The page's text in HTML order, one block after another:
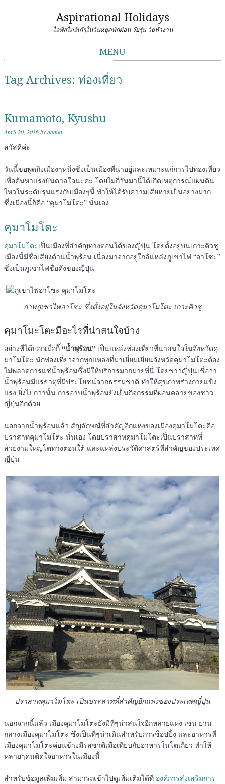
Aspirational Holidays
ไลฟ์สไตล์เก๋ๆในวันหยุดพักผ่อน วัยรุ่น วัยทำงาน
MENU
Tag Archives: ท่องเที่ยว
Kumamoto, Kyushu
April 20, 2016byadmin
สวัสดีค่ะ
วันนี้ขอพูดถึงเมืองๆหนึ่งซึ่งเป็นเมืองที่น่าอยู่และเหมาะแก่การไปท่องเที่ยว
เพื่อค้นหาแรงบันดาลใจนะคะ โดยไม่กี่วันมานี้ได้เกิดเหตุการณ์แผ่นดิน
ไหวในระดับรุนแรงกับเมืองๆนี้ ทำให้ได้รับความเสียหายเป็นอย่างมาก
ซึ่งเมืองนี้ก็คือ “คุมาโมโตะ” นั่นเอง
คุมาโมโตะ
คุมาโมโตะเป็นเมืองที่สำคัญทางตอนใต้ของญี่ปุ่น โดยตั้งอยู่บนเกาะคิวชู
เมืองนี้มีชื่อเสียงด้านน้ำพุร้อน เนื่องมาจากอยู่ใกล้แหล่งภูเขาไฟ “อาโซะ”
ซึ่งเป็นภูเขาไฟชื่อดังของญี่ปุ่น
ภาพภูเขาไฟอาโซะ ซึ่งตั้งอยู่ในจังหวัดคุมาโมโตะ เกาะคิวชู
คุมาโมะโตะมีอะไรที่น่าสนใจบ้าง
อย่างที่ได้บอกเมื่อกี๊ “น้ำพุร้อน” เป็นแหล่งท่องเที่ยวที่น่าสนใจในจังหวัดคุ
มาโมโตะ นักท่องเที่ยวจากทุกแหล่งที่มาเยี่ยมเยียนจังหวัดคุมาโมโตะต้อง
ไม่พลาดการแช่น้ำพุร้อนซึ่งมีให้บริการมากมายที่นี่ โดยชาวญี่ปุ่นเชื่อว่า
น้ำพุร้อนมีแร่ธาตุที่มีประโยชน์จากธรรมชาติ ทำให้สุขภาพร่างกายแข็ง
แรง ยิ่งไปกว่านั้น การอาบน้ำพุร้อนยังเป็นกิจกรรมที่ผ่อนคลายของชาว
ญี่ปุ่นอีกด้วย
นอกจากน้ำพุร้อนแล้ว สัญลักษณ์ที่สำคัญอีกแห่งของเมืองคุมาโมโตะคือ
ปราสาทคุมาโมโตะ นั่นเอง โดยปราสาทคุมาโมโตะเป็นปราสาทที่
สวยงามใหญ่โตทางตอนใต้ และแหล่งประวัติศาสตร์ที่สำคัญของประเทศ
ญี่ปุ่น
ปราสาทคุมาโมโตะ เป็นประสาทที่สำคัญอีกแห่งของประเทศญี่ปุ่น
นอกจากนี้แล้ว เมืองคุมาโมโตะยังมีที่ๆน่าสนใจอีกหลายแห่ง เช่น ย่าน
กลางเมืองคุมาโมโตะ ซึ่งเป็นที่ๆน่าเดินสำหรับการช็อปปิ้ง และอาหารที่
เมืองคุมาโมโตะค่อนข้างมีรสชาติเมื่อเทียบกับอาหารในโตเกียว ทำให้
หลายๆคนติดใจอาหารในเมืองนี้
สำหรับข้อมูลเพิ่มเพิ่ม สามารถเข้าไปดูเพิ่มเติมได้ที่ องค์การส่งเสริมการ